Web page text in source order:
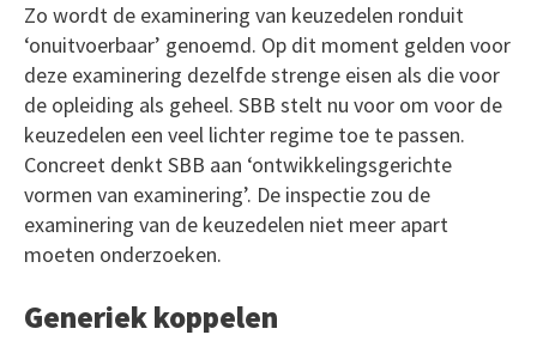
Zo wordt de examinering van keuzedelen ronduit
‘onuitvoerbaar’ genoemd. Op dit moment gelden voor
deze examinering dezelfde strenge eisen als die voor
de opleiding als geheel. SBB stelt nu voor om voor de
keuzedelen een veel lichter regime toe te passen.
Concreet denkt SBB aan ‘ontwikkelingsgerichte
vormen van examinering’. De inspectie zou de
examinering van de keuzedelen niet meer apart
moeten onderzoeken.
Generiek koppelen